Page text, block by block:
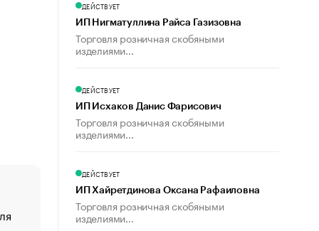
«От спорта тело стареет иначе». Как живет глава
ДЕЙСТВУЕТ
ИП Нигматуллина Райса Газизовна
Торговля розничная скобяными
изделиями...
ДЕЙСТВУЕТ
ИП Исхаков Данис Фарисович
Торговля розничная скобяными
изделиями...
ДЕЙСТВУЕТ
ИП Хайретдинова Оксана Рафаиловна
Торговля розничная скобяными
изделиями...